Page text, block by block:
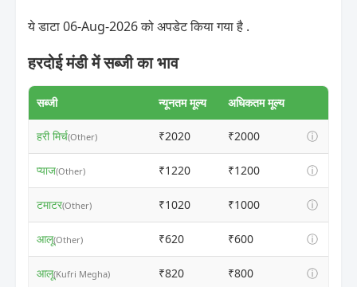
ये डाटा 06-Aug-2026 को अपडेट किया गया है .
हरदोई मंडी में सब्जी का भाव
सब्जी न्यूनतम मूल्य अधिकतम मूल्य
हरी मिर्च(Other) ₹2020 ₹2000 ⓘ
प्याज(Other) ₹1220 ₹1200 ⓘ
टमाटर(Other) ₹1020 ₹1000 ⓘ
आलू(Other) ₹620 ₹600 ⓘ
आलू(Kufri Megha) ₹820 ₹800 ⓘ